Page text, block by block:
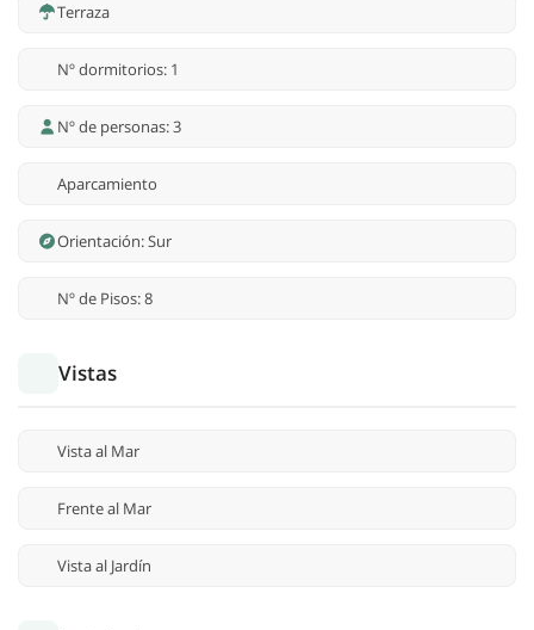
Terraza
Nº dormitorios: 1
Nº de personas: 3
Aparcamiento
Orientación: Sur
Nº de Pisos: 8
Vistas
Vista al Mar
Frente al Mar
Vista al Jardín